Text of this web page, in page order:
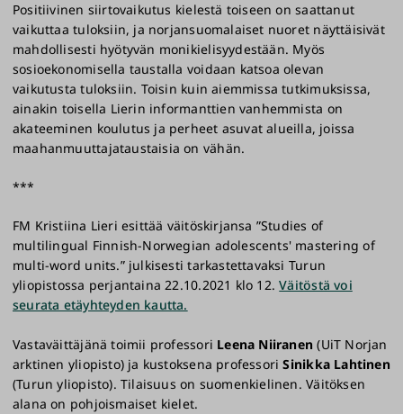
Positiivinen siirtovaikutus kielestä toiseen on saattanut
vaikuttaa tuloksiin, ja norjansuomalaiset nuoret näyttäisivät
mahdollisesti hyötyvän monikielisyydestään. Myös
sosioekonomisella taustalla voidaan katsoa olevan
vaikutusta tuloksiin. Toisin kuin aiemmissa tutkimuksissa,
ainakin toisella Lierin informanttien vanhemmista on
akateeminen koulutus ja perheet asuvat alueilla, joissa
maahanmuuttajataustaisia on vähän.
***
FM Kristiina Lieri esittää väitöskirjansa ”Studies of
multilingual Finnish-Norwegian adolescents' mastering of
multi-word units.” julkisesti tarkastettavaksi Turun
yliopistossa perjantaina 22.10.2021 klo 12.Väitöstä voi
seurata etäyhteyden kautta.
Vastaväittäjänä toimii professori Leena Niiranen (UiT Norjan
arktinen yliopisto) ja kustoksena professoriSinikka Lahtinen
(Turun yliopisto). Tilaisuus on suomenkielinen. Väitöksen
alana on pohjoismaiset kielet.